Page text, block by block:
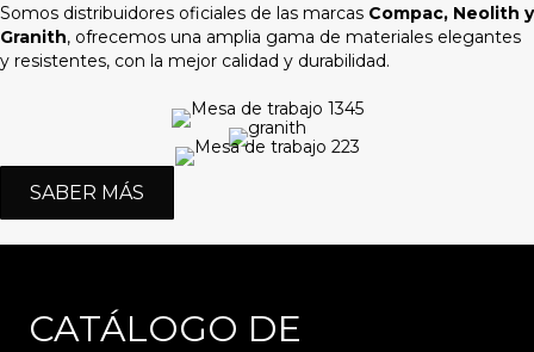
Somos distribuidores oficiales de las marcas Compac, Neolith y
Granith, ofrecemos una amplia gama de materiales elegantes
y resistentes, con la mejor calidad y durabilidad.
SABER MÁS
CATÁLOGO DE